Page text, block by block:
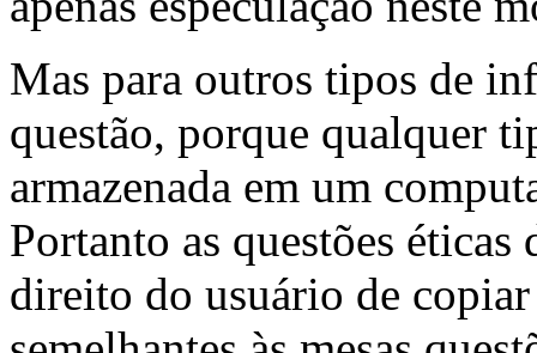
Mas para outros tipos de
questão, porque qualquer
armazenada em um
Portanto as questões
direito do usuário de